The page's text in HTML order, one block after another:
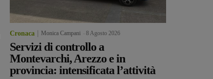
Cronaca Monica Campani 8 Agosto 2026
Servizi di controllo a
Montevarchi, Arezzo e in
provincia: intensificata l’attività